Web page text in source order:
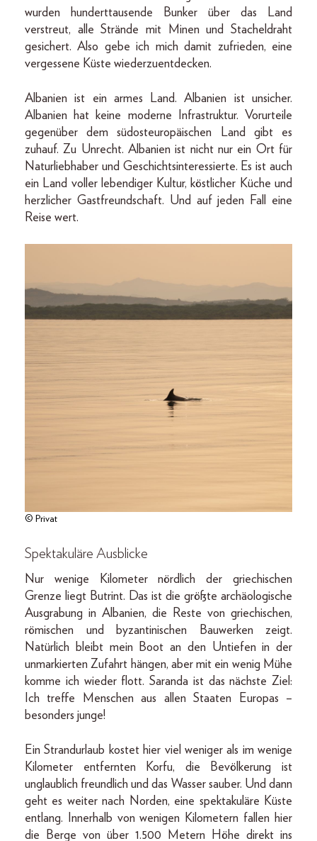
wurden hunderttausende Bunker über das Land
verstreut, alle Strände mit Minen und Stacheldraht
gesichert. Also gebe ich mich damit zufrieden, eine
vergessene Küste wiederzuentdecken.
Albanien ist ein armes Land. Albanien ist unsicher.
Albanien hat keine moderne Infrastruktur. Vorurteile
gegenüber dem südosteuropäischen Land gibt es
zuhauf. Zu Unrecht. Albanien ist nicht nur ein Ort für
Naturliebhaber und Geschichtsinteressierte. Es ist auch
ein Land voller lebendiger Kultur, köstlicher Küche und
herzlicher Gastfreundschaft. Und auf jeden Fall eine
Reise wert.
© Privat
Spektakuläre Ausblicke
Nur wenige Kilometer nördlich der griechischen
Grenze liegt Butrint. Das ist die größte archäologische
Ausgrabung in Albanien, die Reste von griechischen,
römischen und byzantinischen Bauwerken zeigt.
Natürlich bleibt mein Boot an den Untiefen in der
unmarkierten Zufahrt hängen, aber mit ein wenig Mühe
komme ich wieder flott. Saranda ist das nächste Ziel:
Ich treffe Menschen aus allen Staaten Europas –
besonders junge!
Ein Strandurlaub kostet hier viel weniger als im wenige
Kilometer entfernten Korfu, die Bevölkerung ist
unglaublich freundlich und das Wasser sauber. Und dann
geht es weiter nach Norden, eine spektakuläre Küste
entlang. Innerhalb von wenigen Kilometern fallen hier
die Berge von über 1.500 Metern Höhe direkt ins